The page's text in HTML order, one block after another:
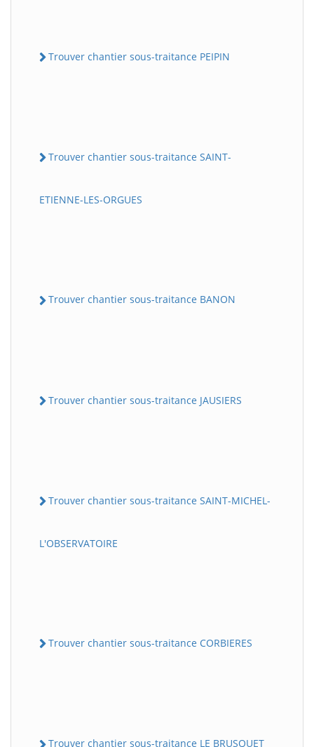
Trouver chantier sous-traitance PEIPIN
Trouver chantier sous-traitance SAINT-
ETIENNE-LES-ORGUES
Trouver chantier sous-traitance BANON
Trouver chantier sous-traitance JAUSIERS
Trouver chantier sous-traitance SAINT-MICHEL-
L'OBSERVATOIRE
Trouver chantier sous-traitance CORBIERES
Trouver chantier sous-traitance LE BRUSQUET